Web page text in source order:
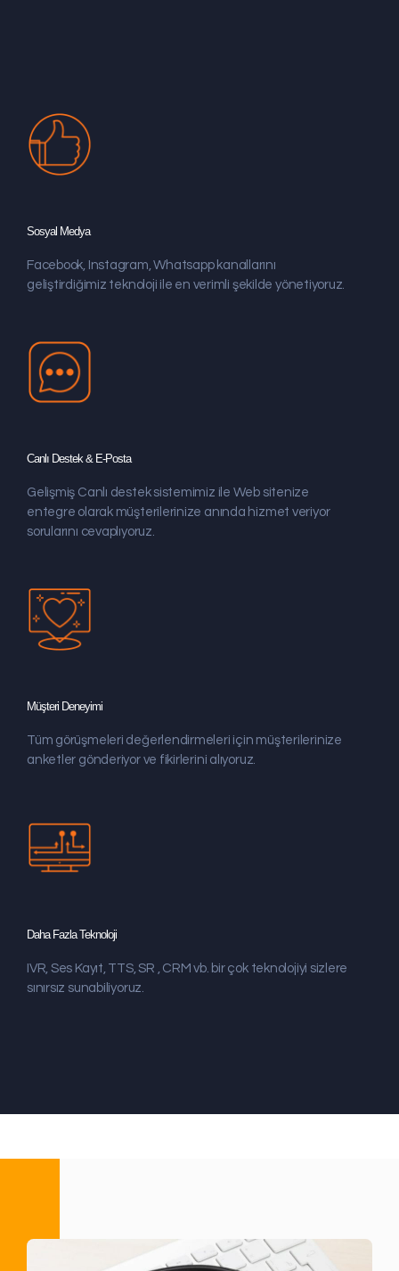
Sosyal Medya
Facebook, Instagram, Whatsapp kanallarını
geliştirdiğimiz teknoloji ile en verimli şekilde yönetiyoruz.
Canlı Destek & E-Posta
Gelişmiş Canlı destek sistemimiz ile Web sitenize
entegre olarak müşterilerinize anında hizmet veriyor
sorularını cevaplıyoruz.
Müşteri Deneyimi
Tüm görüşmeleri değerlendirmeleri için müşterilerinize
anketler gönderiyor ve fikirlerini alıyoruz.
Daha Fazla Teknoloji
IVR, Ses Kayıt, TTS, SR , CRM vb. bir çok teknolojiyi sizlere
sınırsız sunabiliyoruz.